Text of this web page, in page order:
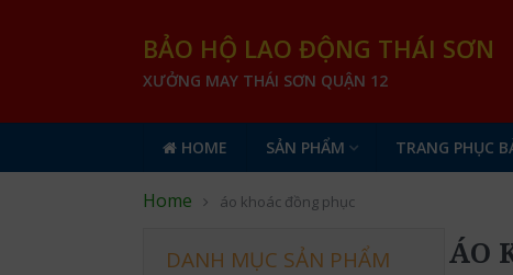
BẢO HỘ LAO ĐỘNG THÁI SƠN
XƯỞNG MAY THÁI SƠN QUẬN 12
HOME SẢN PHẨM TRANG PHỤC
Home áo khoác đồng phục
ÁO
DANH MỤC SẢN PHẨM